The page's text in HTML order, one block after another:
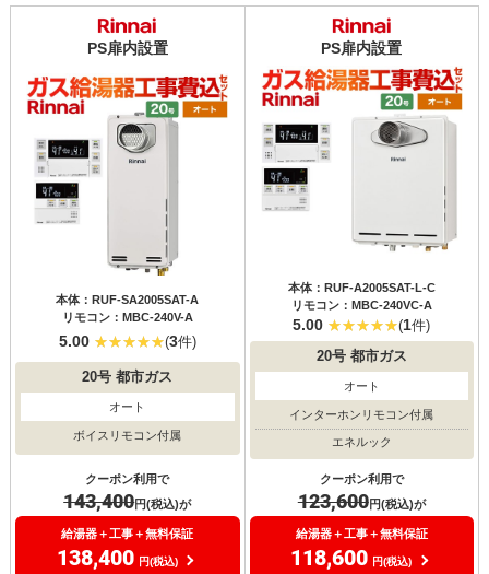
PS扉内設置
本体：RUF-SA2005SAT-A
リモコン：MBC-240V-A
5.00 (3件)
20号 都市ガス
オート
ボイスリモコン付属
クーポン利用で
143,400円(税込)が
給湯器＋工事＋無料保証
138,400 円(税込)
PS扉内設置
本体：RUF-A2005SAT-L-C
リモコン：MBC-240VC-A
5.00 (1件)
20号都市ガス
オート
インターホンリモコン付属
エネルック
クーポン利用で
123,600円(税込)が
給湯器＋工事＋無料保証
118,600 円(税込)